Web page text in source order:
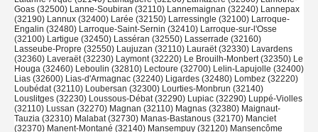
Goas (32500) Lanne-Soubiran (32110) Lannemaignan (32240) Lannepax
(32190) Lannux (32400) Larée (32150) Larressingle (32100) Larroque-
Engalin (32480) Larroque-Saint-Sernin (32410) Larroque-sur-l'Osse
(32100) Lartigue (32450) Lasséran (32550) Lasserrade (32160)
Lasseube-Propre (32550) Laujuzan (32110) Lauraët (32330) Lavardens
(32360) Laveraët (32230) Laymont (32220) Le Brouilh-Monbert (32350) Le
Houga (32460) Leboulin (32810) Lectoure (32700) Lelin-Lapujolle (32400)
Lias (32600) Lias-d'Armagnac (32240) Ligardes (32480) Lombez (32220)
Loubédat (32110) Loubersan (32300) Lourties-Monbrun (32140)
Louslitges (32230) Loussous-Débat (32290) Lupiac (32290) Luppé-Violles
(32110) Lussan (32270) Magnan (32110) Magnas (32380) Maignaut-
Tauzia (32310) Malabat (32730) Manas-Bastanous (32170) Manciet
(32370) Manent-Montané (32140) Mansempuy (32120) Mansencôme